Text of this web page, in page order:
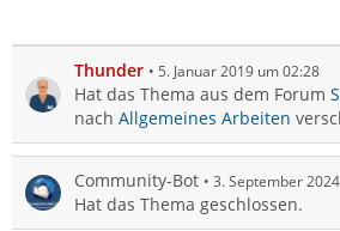
Thunder 5. Januar 2019 um 02:28
Hat das Thema aus dem Forum
nach Allgemeines Arbeiten
Community-Bot 3. September
Hat das Thema geschlossen.